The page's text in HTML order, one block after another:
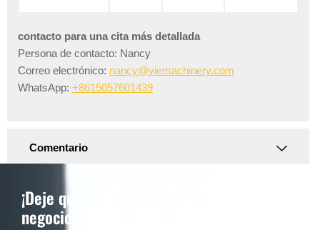
contacto para una cita más detallada
Persona de contacto: Nancy
Correo electrónico: nancy@viemachinery.com
WhatsApp: +8615057601439
Comentario
¡Deje que VIE Machinery aumente su
negocio hoy!